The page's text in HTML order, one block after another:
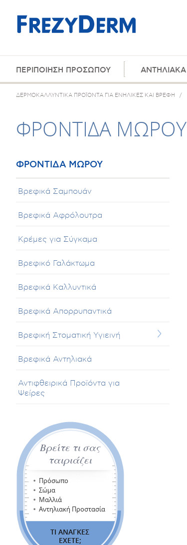
ΠΕΡΙΠΟΙΗΣΗ ΠΡΟΣΩΠΟΥ ΑΝΤΗΛΙΑΚΑ
ΔΕΡΜΟΚΑΛΛΥΝΤΙΚΑ ΠΡΟΪΟΝΤΑ ΓΙΑ ΕΝΗΛΙΚΕΣ ΚΑΙ ΒΡΕΦΗ /
ΦΡΟΝΤΙΔΑ ΜΩΡΟΥ
ΦΡΟΝΤΙΔΑ ΜΩΡΟΥ
Βρεφικά Σαμπουάν
Βρεφικά Αφρόλουτρα
Κρέμες για Σύγκαμα
Βρεφικό Γαλάκτωμα
Βρεφικά Καλλυντικά
Βρεφικά Απορρυπαντικά
Βρεφική Στοματική Υγιεινή
Βρεφικά Αντηλιακά
Αντιφθειρικά Προϊόντα για
Ψείρες
Βρείτε τι σας
ταιριάζει
Πρόσωπο
Σώμα
Μαλλιά
Αντηλιακή Προστασία
ΤΙ ΑΝΑΓΚΕΣ
ΕΧΕΤΕ;